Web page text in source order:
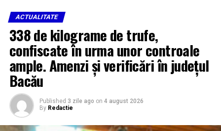
ACTUALITATE
338 de kilograme de trufe,
confiscate în urma unor controale
ample. Amenzi și verificări în județul
Bacău
Published 3 zile ago on 4 august 2026
By Redactie